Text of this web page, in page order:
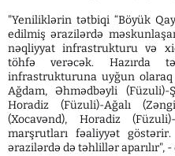
"Yeniliklərin tətbiqi “Böyük
edilmiş ərazilərdə
nəqliyyat infrastrukturu və
töhfə verəcək. Hazırda
infrastrukturuna uyğun olaraq
Ağdam, Əhmədbəyli (Füzuli)-
Horadiz (Füzuli)-Ağalı
(Xocavənd), Horadiz
marşrutları fəaliyyət
ərazilərdə də təhlillər aparılır", -